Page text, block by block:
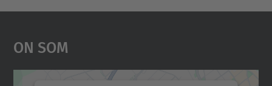
On Som